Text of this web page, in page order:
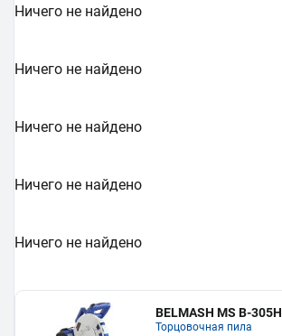
Ничего не найдено
Ничего не найдено
Ничего не найдено
Ничего не найдено
Ничего не найдено
BELMASH MS B-305H
Торцовочная пила